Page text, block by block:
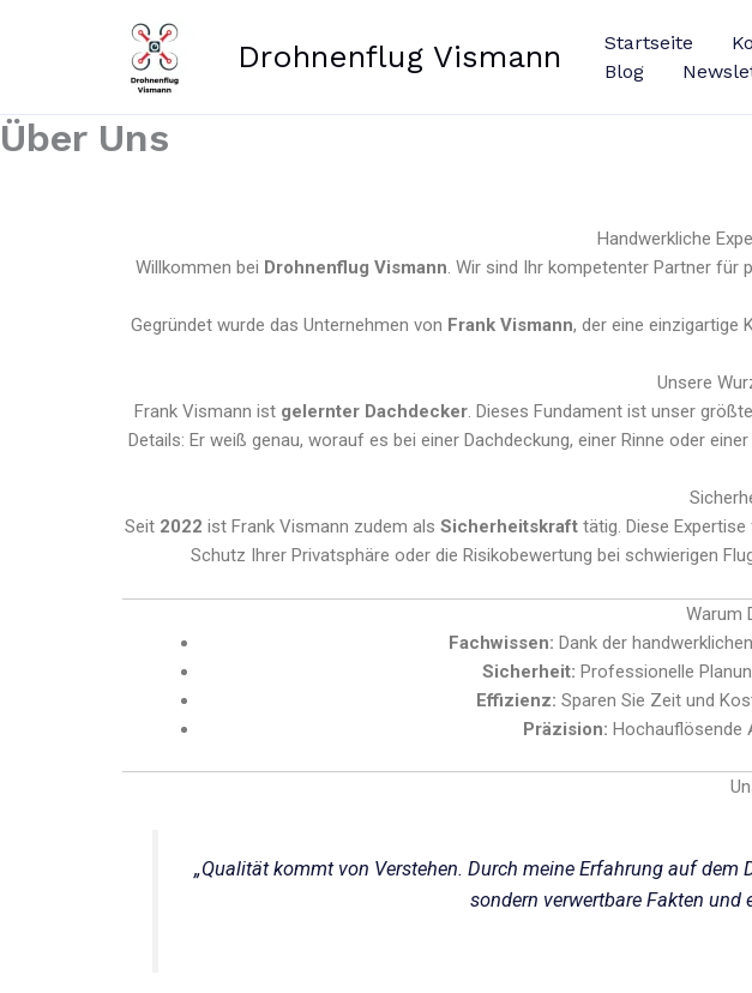
Drohnenflug Vismann Startseite
Blog
Über Uns
Handwerkliche
Willkommen bei Drohnenflug Vismann. Wir sind Ihr kompetenter Partner für
Gegründet wurde das Unternehmen von Frank Vismann, der eine einzigartige
Unsere
Frank Vismann ist gelernter Dachdecker. Dieses Fundament ist unser
Details: Er weiß genau, worauf es bei einer Dachdeckung, einer Rinne oder
Seit 2022 ist Frank Vismann zudem als Sicherheitskrafttätig. Diese Expertise
Schutz Ihrer Privatsphäre oder die Risikobewertung bei schwierigen
Warum
Fachwissen: Dank der
Sicherheit: Professionelle
Effizienz: Sparen Sie Zeit und
Präzision: Hochauflösende
„Qualität kommt von Verstehen. Durch meine Erfahrung auf
sondern verwertbare Fakten und